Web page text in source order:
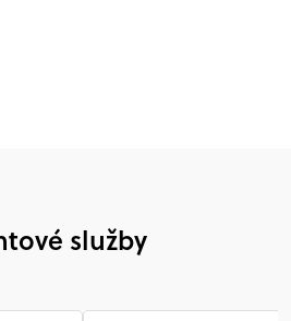
služby